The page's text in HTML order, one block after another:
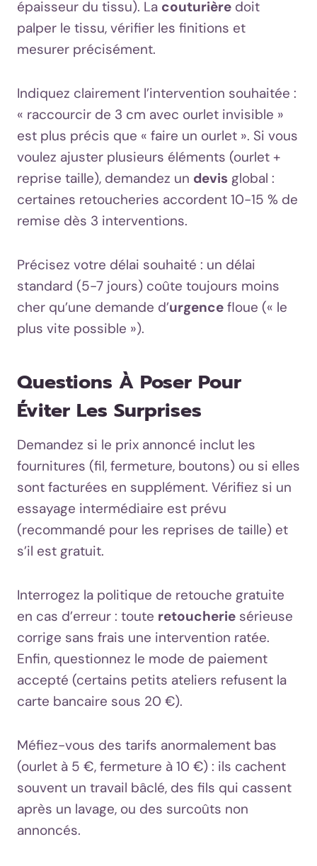
épaisseur du tissu). La couturière doit
palper le tissu, vérifier les finitions et
mesurer précisément.
Indiquez clairement l’intervention souhaitée :
« raccourcir de 3 cm avec ourlet invisible »
est plus précis que « faire un ourlet ». Si vous
voulez ajuster plusieurs éléments (ourlet +
reprise taille), demandez un devis global :
certaines retoucheries accordent 10-15 % de
remise dès 3 interventions.
Précisez votre délai souhaité : un délai
standard (5-7 jours) coûte toujours moins
cher qu’une demande d’urgence floue (« le
plus vite possible »).
Questions À Poser Pour
Éviter Les Surprises
Demandez si le prix annoncé inclut les
fournitures (fil, fermeture, boutons) ou si elles
sont facturées en supplément. Vérifiez si un
essayage intermédiaire est prévu
(recommandé pour les reprises de taille) et
s’il est gratuit.
Interrogez la politique de retouche gratuite
en cas d’erreur : toute retoucherie sérieuse
corrige sans frais une intervention ratée.
Enfin, questionnez le mode de paiement
accepté (certains petits ateliers refusent la
carte bancaire sous 20 €).
Méfiez-vous des tarifs anormalement bas
(ourlet à 5 €, fermeture à 10 €) : ils cachent
souvent un travail bâclé, des fils qui cassent
après un lavage, ou des surcoûts non
annoncés.